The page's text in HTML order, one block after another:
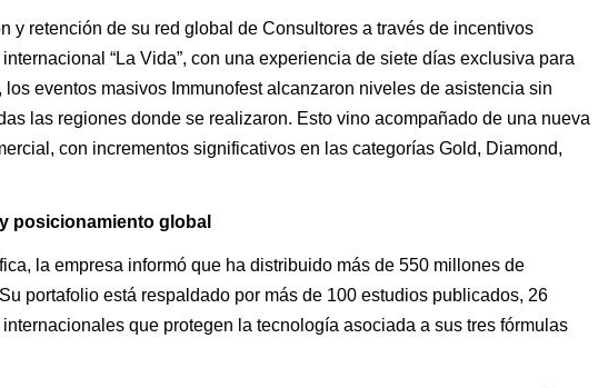
y retención de su red global de Consultores a través de incentivos
“La Vida”, con una experiencia de siete días exclusiva para
eventos masivos Immunofest alcanzaron niveles de asistencia sin
las regiones donde se realizaron. Esto vino acompañado de una nueva
con incrementos significativos en las categorías Gold, Diamond,
posicionamiento global
la empresa informó que ha distribuido más de 550 millones de
portafolio está respaldado por más de 100 estudios publicados, 26
que protegen la tecnología asociada a sus tres fórmulas